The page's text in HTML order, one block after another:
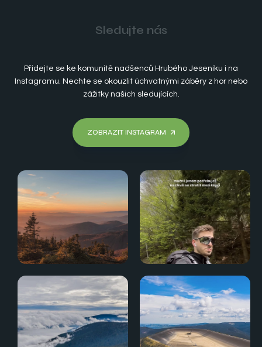
Sledujte nás
Přidejte se ke komunitě nadšenců Hrubého Jeseníku i na
Instagramu. Nechte se okouzlit úchvatnými záběry z hor nebo
zážitky našich sledujících.
ZOBRAZIT INSTAGRAM